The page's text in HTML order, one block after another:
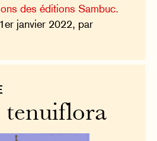
des éditions Sambuc.
janvier 2022, par
tenuiflora